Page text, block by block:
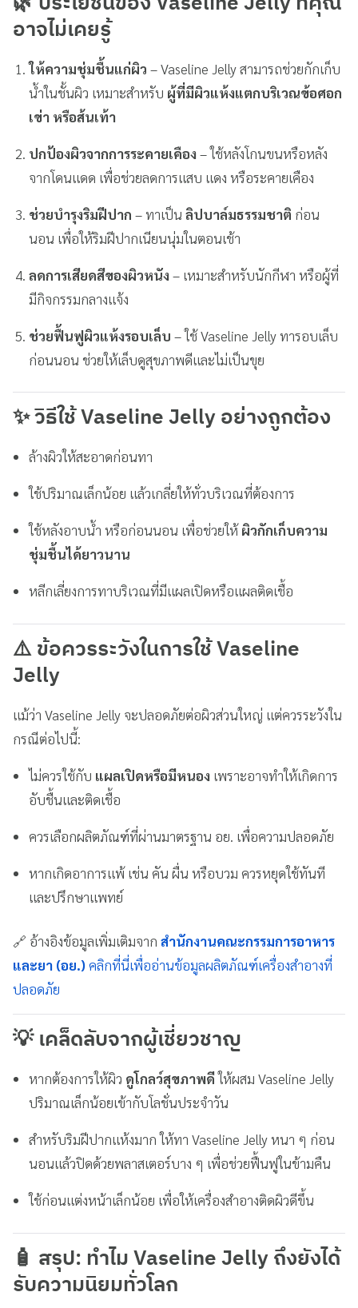
อาจไม่เคยรู้
ให้ความชุ่มชื้นแก่ผิว – Vaseline Jelly สามารถช่วยกักเก็บ
น้ำในชั้นผิว เหมาะสำหรับ ผู้ที่มีผิวแห้งแตกบริเวณข้อศอก
เข่า หรือส้นเท้า
ปกป้องผิวจากการระคายเคือง– ใช้หลังโกนขนหรือหลัง
จากโดนแดด เพื่อช่วยลดการแสบ แดง หรือระคายเคือง
ช่วยบำรุงริมฝีปาก – ทาเป็นลิปบาล์มธรรมชาติ ก่อน
นอน เพื่อให้ริมฝีปากเนียนนุ่มในตอนเช้า
ลดการเสียดสีของผิวหนัง– เหมาะสำหรับนักกีฬา หรือผู้ที่
มีกิจกรรมกลางแจ้ง
ช่วยฟื้นฟูผิวแห้งรอบเล็บ – ใช้ Vaseline Jelly ทารอบเล็บ
ก่อนนอน ช่วยให้เล็บดูสุขภาพดีและไม่เป็นขุย
✨วิธีใช้ Vaseline Jelly อย่างถูกต้อง
ล้างผิวให้สะอาดก่อนทา
ใช้ปริมาณเล็กน้อย แล้วเกลี่ยให้ทั่วบริเวณที่ต้องการ
ใช้หลังอาบน้ำ หรือก่อนนอน เพื่อช่วยให้ผิวกักเก็บความ
ชุ่มชื้นได้ยาวนาน
หลีกเลี่ยงการทาบริเวณที่มีแผลเปิดหรือแผลติดเชื้อ
⚠️ข้อควรระวังในการใช้ Vaseline
Jelly
แม้ว่า Vaseline Jelly จะปลอดภัยต่อผิวส่วนใหญ่ แต่ควรระวังใน
กรณีต่อไปนี้:
ไม่ควรใช้กับ แผลเปิดหรือมีหนอง เพราะอาจทำให้เกิดการ
อับชื้นและติดเชื้อ
ควรเลือกผลิตภัณฑ์ที่ผ่านมาตรฐาน อย. เพื่อความปลอดภัย
หากเกิดอาการแพ้ เช่น คัน ผื่น หรือบวม ควรหยุดใช้ทันที
และปรึกษาแพทย์
🔗 อ้างอิงข้อมูลเพิ่มเติมจาก สำนักงานคณะกรรมการอาหาร
และยา (อย.)คลิกที่นี่เพื่ออ่านข้อมูลผลิตภัณฑ์เครื่องสำอางที่
ปลอดภัย
💡เคล็ดลับจากผู้เชี่ยวชาญ
หากต้องการให้ผิว ดูโกลว์สุขภาพดีให้ผสม Vaseline Jelly
ปริมาณเล็กน้อยเข้ากับโลชั่นประจำวัน
สำหรับริมฝีปากแห้งมาก ให้ทา Vaseline Jelly หนา ๆ ก่อน
นอนแล้วปิดด้วยพลาสเตอร์บาง ๆ เพื่อช่วยฟื้นฟูในข้ามคืน
ใช้ก่อนแต่งหน้าเล็กน้อย เพื่อให้เครื่องสำอางติดผิวดีขึ้น
🧴 สรุป: ทำไม Vaseline Jelly ถึงยังได้
รับความนิยมทั่วโลก